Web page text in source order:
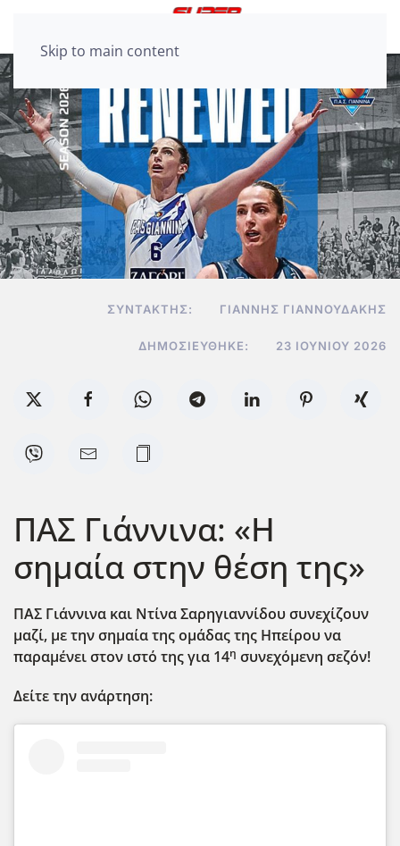
Skip to main content
ΣΥΝΤΆΚΤΗΣ: ΓΙΆΝΝΗΣ ΓΙΑΝΝΟΥΔΆΚΗΣ
ΔΗΜΟΣΙΕΎΘΗΚΕ: 23 ΙΟΥΝΊΟΥ 2026
ΠΑΣ Γιάννινα: «Η
σημαία στην θέση της»
ΠΑΣ Γιάννινα και Ντίνα Σαρηγιαννίδου συνεχίζουν
μαζί, με την σημαία της ομάδας της Ηπείρου να
παραμένει στον ιστό της για 14η συνεχόμενη σεζόν!
Δείτε την ανάρτηση: